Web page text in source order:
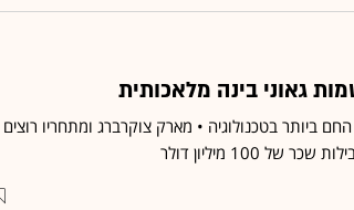
גאוני בינה מלאכותית
ביותר בטכנולוגיה • מארק צוקרברג ומתחריו רוצים
מיליון דולר